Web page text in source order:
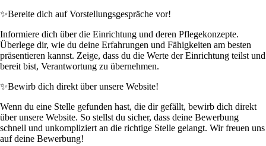
✨Bereite dich auf Vorstellungsgespräche vor!
Informiere dich über die Einrichtung und deren Pflegekonzepte.
Überlege dir, wie du deine Erfahrungen und Fähigkeiten am besten
präsentieren kannst. Zeige, dass du die Werte der Einrichtung teilst und
bereit bist, Verantwortung zu übernehmen.
✨Bewirb dich direkt über unsere Website!
Wenn du eine Stelle gefunden hast, die dir gefällt, bewirb dich direkt
über unsere Website. So stellst du sicher, dass deine Bewerbung
schnell und unkompliziert an die richtige Stelle gelangt. Wir freuen uns
auf deine Bewerbung!